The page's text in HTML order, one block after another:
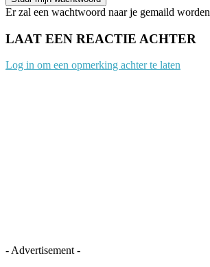
Er zal een wachtwoord naar je gemaild worden
LAAT EEN REACTIE ACHTER
Log in om een opmerking achter te laten
- Advertisement -